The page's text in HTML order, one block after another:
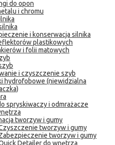
do opon
i chromu
i konserwacja silnika
plastikowych
i folii matowych
i czyszczenie szyb
hydrofobowe (niewidzialna
spryskiwaczy i odmrażacze
tworzyw i gumy
tworzyw i gumy
tworzyw i gumy
Detailer do wnętrza